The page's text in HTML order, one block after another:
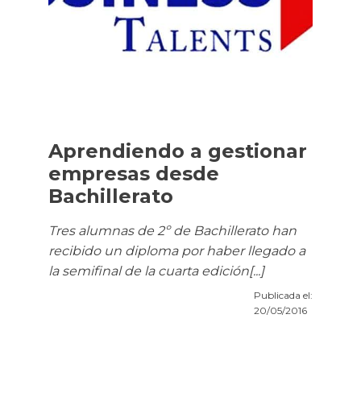
Aprendiendo a gestionar
empresas desde
Bachillerato
Tres alumnas de 2º de Bachillerato han
recibido un diploma por haber llegado a
la semifinal de la cuarta edición[...]
Publicada el:
20/05/2016